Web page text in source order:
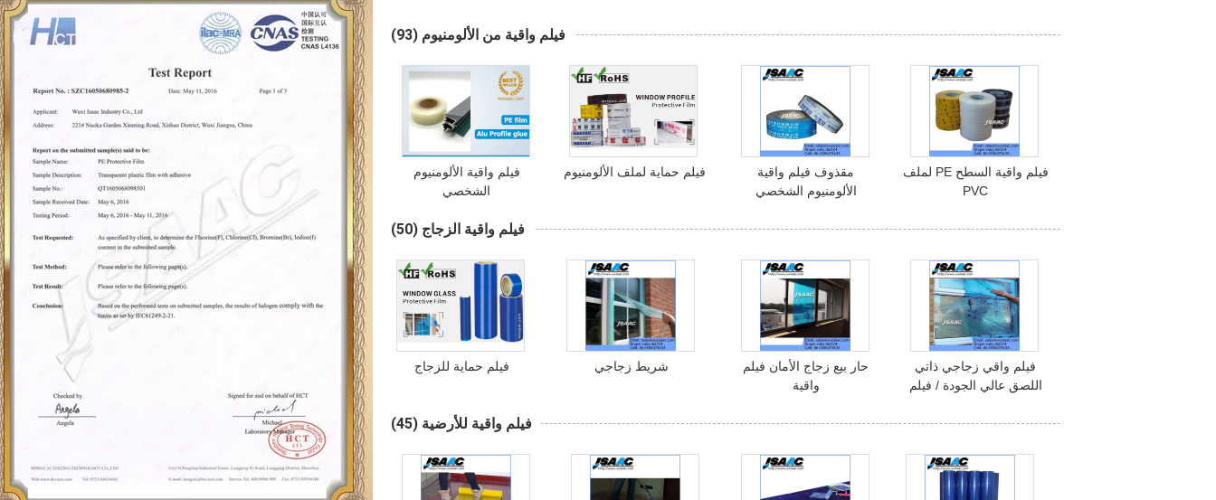
فيلم واقية من الألومنيوم (93)
فيلم واقية الألومنيوم
الشخصي
فيلم حماية لملف الألومنيوم
مقذوف فيلم واقية
الألومنيوم الشخصي
فيلم واقية السطح PE لملف
PVC
فيلم واقية الزجاج (50)
فيلم حماية للزجاج شريط زجاجي
حار بيع زجاج الأمان فيلم
واقية
فيلم واقي زجاجي ذاتي
اللصق عالي الجودة / فيلم
فيلم واقية للأرضية (45)